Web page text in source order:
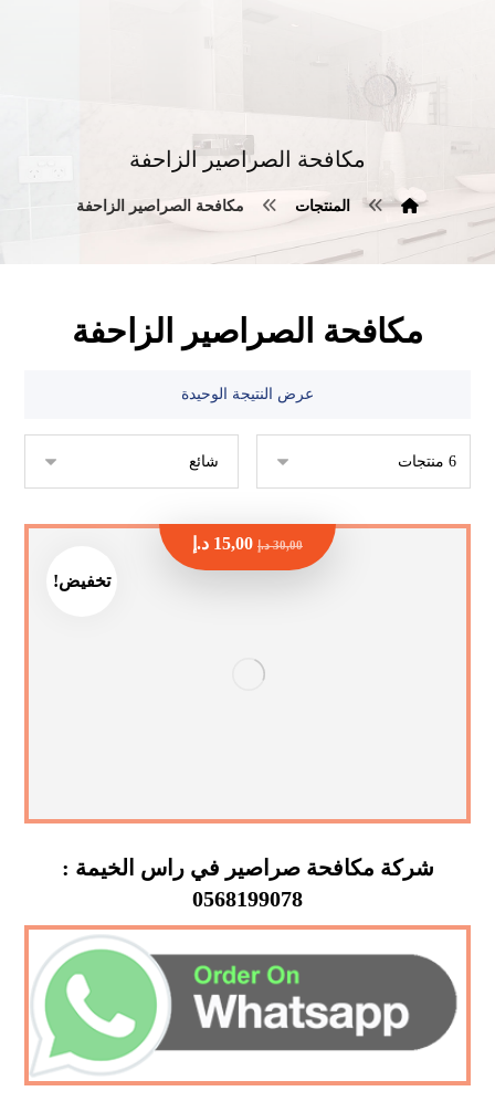
مكافحة الصراصير الزاحفة
المنتجات مكافحة الصراصير الزاحفة
مكافحة الصراصير الزاحفة
عرض النتيجة الوحيدة
تخفيض!
شركة مكافحة صراصير في راس الخيمة :
0568199078
30,00 د.إ 15,00 د.إ